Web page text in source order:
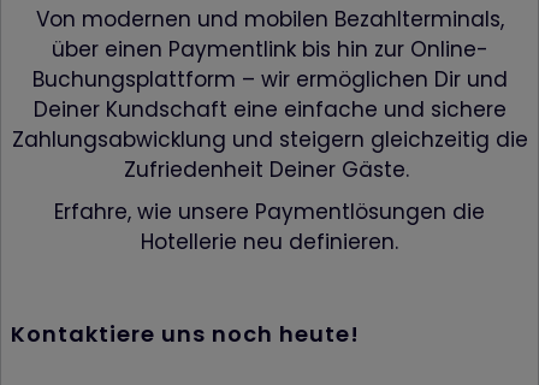
welche Seiten angesehen
wurden.
Von modernen und mobilen Bezahlterminals,
über einen Paymentlink bis hin zur Online-
Buchungsplattform – wir ermöglichen Dir und
Deiner Kundschaft eine einfache und sichere
Zahlungsabwicklung und steigern gleichzeitig die
Zufriedenheit Deiner Gäste.
Erfahre, wie unsere Payment­lösungen die
Hotellerie neu definieren.
Kontaktiere uns noch heute!